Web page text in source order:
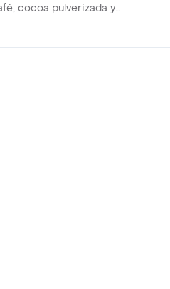
cocoa pulverizada y